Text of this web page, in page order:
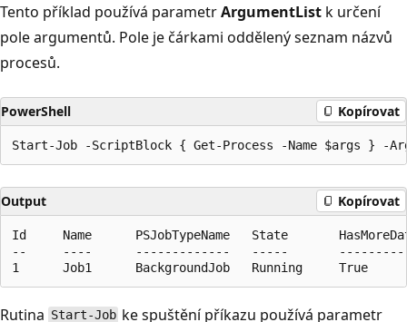
Tento příklad používá parametrArgumentList k určení
pole argumentů. Pole je čárkami oddělený seznam názvů
procesů.
PowerShell Kopírovat
Output Kopírovat
Id     Name      PSJobTypeName   State
--     ----      -------------   -----
Rutina Start-Job ke spuštění příkazu používá parametr